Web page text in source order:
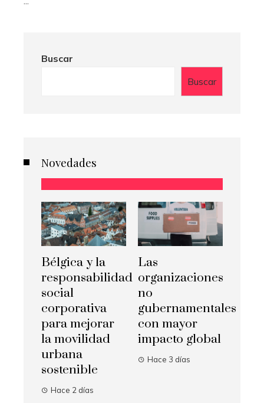
Buscar
Buscar
Novedades
Bélgica y la
responsabilidad
social
corporativa
para mejorar
la movilidad
urbana
sostenible
Hace 2 días
Las
organizaciones
no
gubernamentales
con mayor
impacto global
Hace 3 días